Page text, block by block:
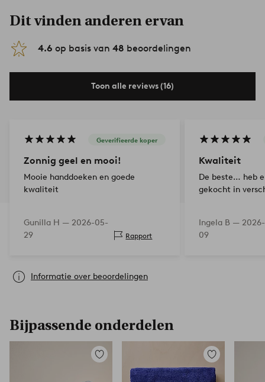
Dit vinden anderen ervan
4.6 op basis van 48 beoordelingen
Toon alle reviews (16)
Geverifieerde koper
Zonnig geel en mooi!
Mooie handdoeken en goede
kwaliteit
Gunilla H — 2026-05-
29
Rapport
Kwaliteit
De beste… heb
gekocht in
Ingela B —
09
Informatie over beoordelingen
Bijpassende onderdelen
Toevoegen
Toevoegen
aan
favorieten